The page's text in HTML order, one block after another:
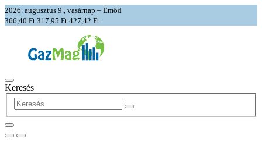
2026. augusztus 9., vasárnap – Emőd
366,40 Ft 317,95 Ft 427,42 Ft
Keresés